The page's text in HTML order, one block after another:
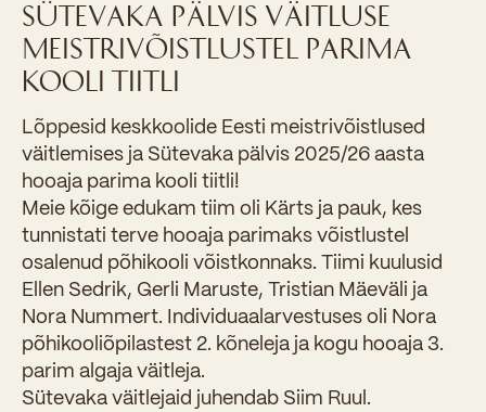
SÜTEVAKA PÄLVIS VÄITLUSE
MEISTRIVÕISTLUSTEL PARIMA
KOOLI TIITLI
Lõppesid keskkoolide Eesti meistrivõistlused
väitlemises ja Sütevaka pälvis 2025/26 aasta
hooaja parima kooli tiitli!
Meie kõige edukam tiim oli Kärts ja pauk, kes
tunnistati terve hooaja parimaks võistlustel
osalenud põhikooli võistkonnaks. Tiimi kuulusid
Ellen Sedrik, Gerli Maruste, Tristian Mäeväli ja
Nora Nummert. Individuaalarvestuses oli Nora
põhikooliõpilastest 2. kõneleja ja kogu hooaja 3.
parim algaja väitleja.
Sütevaka väitlejaid juhendab Siim Ruul.